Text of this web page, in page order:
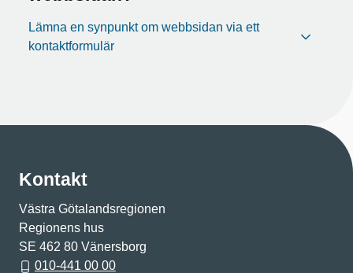
Lämna en synpunkt om webbsidan via ett
kontaktformulär
Kontakt
Västra Götalandsregionen
Regionens hus
SE 462 80 Vänersborg
010-441 00 00